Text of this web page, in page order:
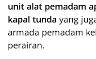
unit alat pemadam
kapal tunda yang
armada pemadam
perairan.